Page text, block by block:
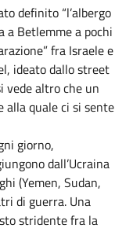
definito “l’albergo
a Betlemme a pochi
fra Israele e
ideato dallo street
vede altro che un
alla quale ci si sente
giorno,
dall’Ucraina
(Yemen, Sudan,
di guerra. Una
stridente fra la